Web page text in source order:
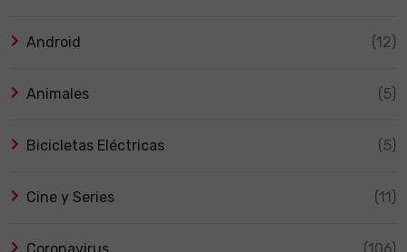
Android (12)
Animales (5)
Bicicletas Eléctricas (5)
Cine y Series (11)